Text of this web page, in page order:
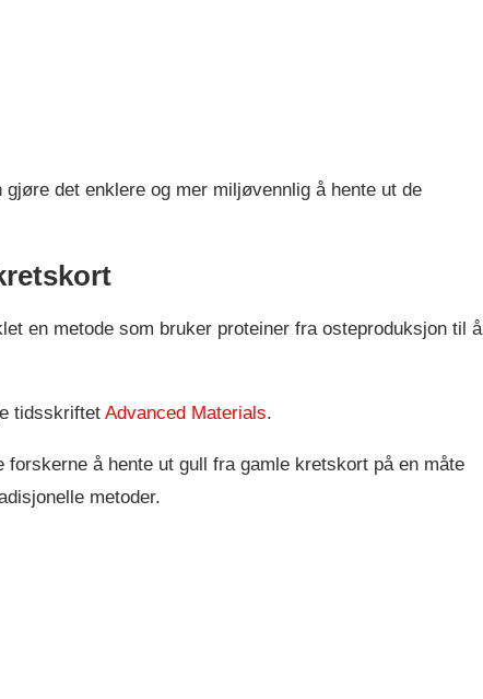
det enklere og mer miljøvennlig å hente ut de
en metode som bruker proteiner fra osteproduksjon til å
tidsskriftet Advanced Materials.
å hente ut gull fra gamle kretskort på en måte
metoder.